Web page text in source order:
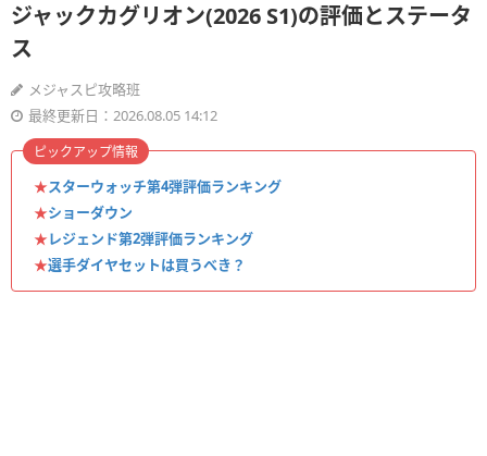
ジャックカグリオン(2026 S1)の評価とステータ
ス
メジャスピ攻略班
最終更新日：2026.08.05 14:12
★スターウォッチ第4弾評価ランキング
★ショーダウン
★レジェンド第2弾評価ランキング
★選手ダイヤセットは買うべき？
ピックアップ情報